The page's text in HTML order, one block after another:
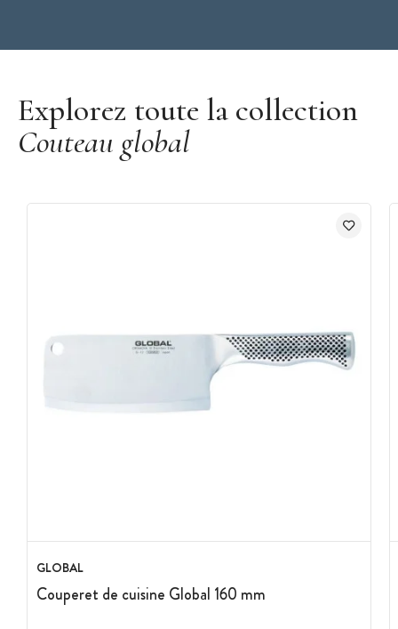
Explorez toute la collection
Couteau global
GLOBAL
Couperet de cuisine Global 160 mm